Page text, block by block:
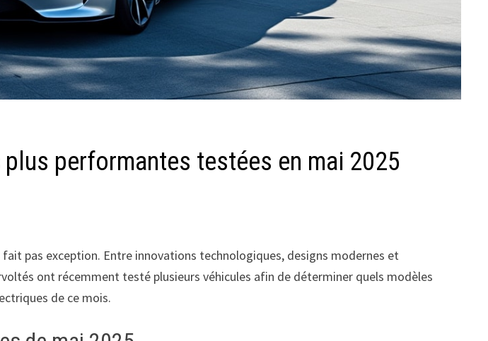
performantes testées en mai 2025
pas exception. Entre innovations technologiques, designs modernes et
ont récemment testé plusieurs véhicules afin de déterminer quels modèles
de ce mois.